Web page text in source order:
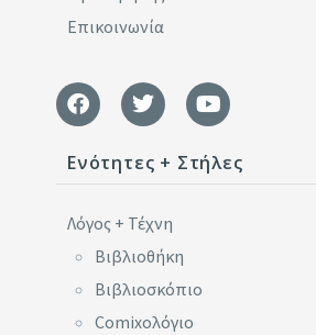
Επικοινωνία
Ενότητες + Στήλες
Λόγος + Τέχνη
Βιβλιοθήκη
Βιβλιοσκόπιο
Comixoλόγιο